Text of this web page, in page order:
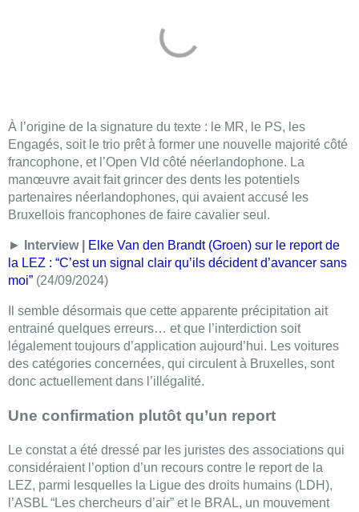
À l’origine de la signature du texte : le MR, le PS, les
Engagés, soit le trio prêt à former une nouvelle majorité côté
francophone, et l’Open Vld côté néerlandophone. La
manœuvre avait fait grincer des dents les potentiels
partenaires néerlandophones, qui avaient accusé les
Bruxellois francophones de faire cavalier seul.
► Interview
Elke Van den Brandt (Groen) sur le report de
la LEZ : “C’est un signal clair qu’ils décident d’avancer sans
moi” (24/09/2024)
Il semble désormais que cette apparente précipitation ait
entrainé quelques erreurs… et que l’interdiction soit
légalement toujours d’application aujourd’hui. Les voitures
des catégories concernées, qui circulent à Bruxelles, sont
donc actuellement dans l’illégalité.
Une confirmation plutôt qu’un report
Le constat a été dressé par les juristes des associations qui
considéraient l’option d’un recours contre le report de la
LEZ, parmi lesquelles la Ligue des droits humains (LDH),
l’ASBL “Les chercheurs d’air” et le BRAL, un mouvement